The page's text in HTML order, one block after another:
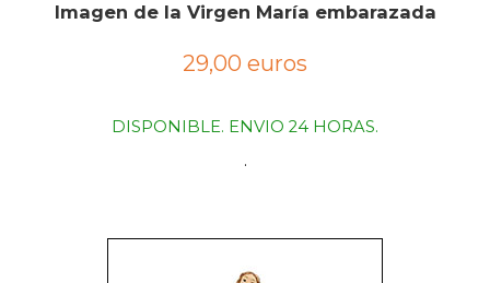
Imagen de la Virgen María embarazada
29,00 euros
DISPONIBLE. ENVIO 24 HORAS.
.